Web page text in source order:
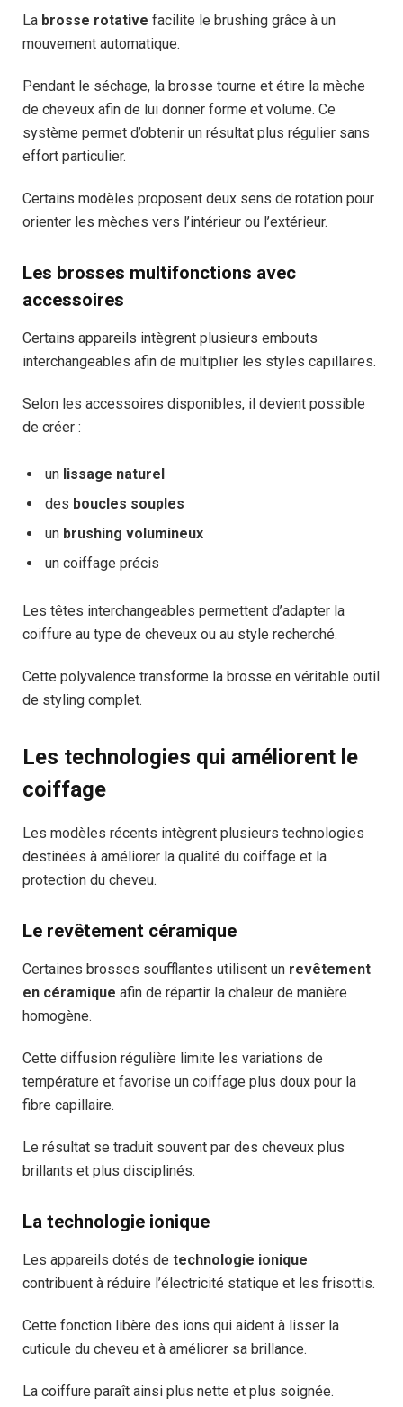
La brosse rotative facilite le brushing grâce à un
mouvement automatique.
Pendant le séchage, la brosse tourne et étire la mèche
de cheveux afin de lui donner forme et volume. Ce
système permet d’obtenir un résultat plus régulier sans
effort particulier.
Certains modèles proposent deux sens de rotation pour
orienter les mèches vers l’intérieur ou l’extérieur.
Les brosses multifonctions avec
accessoires
Certains appareils intègrent plusieurs embouts
interchangeables afin de multiplier les styles capillaires.
Selon les accessoires disponibles, il devient possible
de créer :
un lissage naturel
des boucles souples
un brushing volumineux
un coiffage précis
Les têtes interchangeables permettent d’adapter la
coiffure au type de cheveux ou au style recherché.
Cette polyvalence transforme la brosse en véritable outil
de styling complet.
Les technologies qui améliorent le
coiffage
Les modèles récents intègrent plusieurs technologies
destinées à améliorer la qualité du coiffage et la
protection du cheveu.
Le revêtement céramique
Certaines brosses soufflantes utilisent un revêtement
en céramique afin de répartir la chaleur de manière
homogène.
Cette diffusion régulière limite les variations de
température et favorise un coiffage plus doux pour la
fibre capillaire.
Le résultat se traduit souvent par des cheveux plus
brillants et plus disciplinés.
La technologie ionique
Les appareils dotés de technologie ionique
contribuent à réduire l’électricité statique et les frisottis.
Cette fonction libère des ions qui aident à lisser la
cuticule du cheveu et à améliorer sa brillance.
La coiffure paraît ainsi plus nette et plus soignée.